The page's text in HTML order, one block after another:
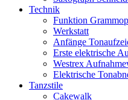
Technik
Funktion
Werkstatt
Anfänge
Erste elektrische
Westrex
Elektrische
Tanzstile
Cakewalk